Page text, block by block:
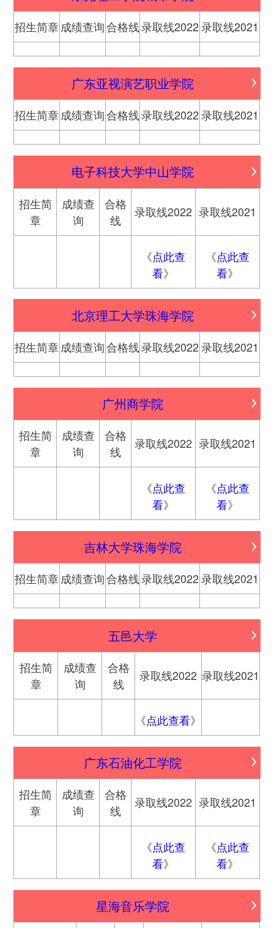
招生简章成绩查询合格线录取线2022录取线2021
广东亚视演艺职业学院
招生简章成绩查询合格线录取线2022录取线2021
电子科技大学中山学院
招生简
章
成绩查
询
合格
线
录取线2022 录取线2021
《点此查
看》
《点此查
看》
北京理工大学珠海学院
招生简章成绩查询合格线录取线2022录取线2021
广州商学院
招生简
章
成绩查
询
合格
线
录取线2022 录取线2021
《点此查
看》
《点此查
看》
吉林大学珠海学院
招生简章成绩查询合格线录取线2022录取线2021
五邑大学
招生简
章
成绩查
询
合格
线
录取线2022 录取线2021
《点此查看》
广东石油化工学院
招生简
章
成绩查
询
合格
线
录取线2022 录取线2021
《点此查
看》
《点此查
看》
星海音乐学院